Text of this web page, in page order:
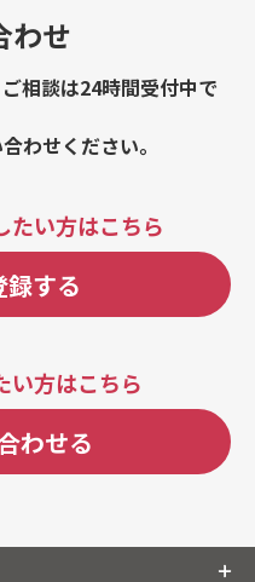
わせ
相談は24時間受付中で
わせください。
たい方はこちら
する
い方はこちら
わせる